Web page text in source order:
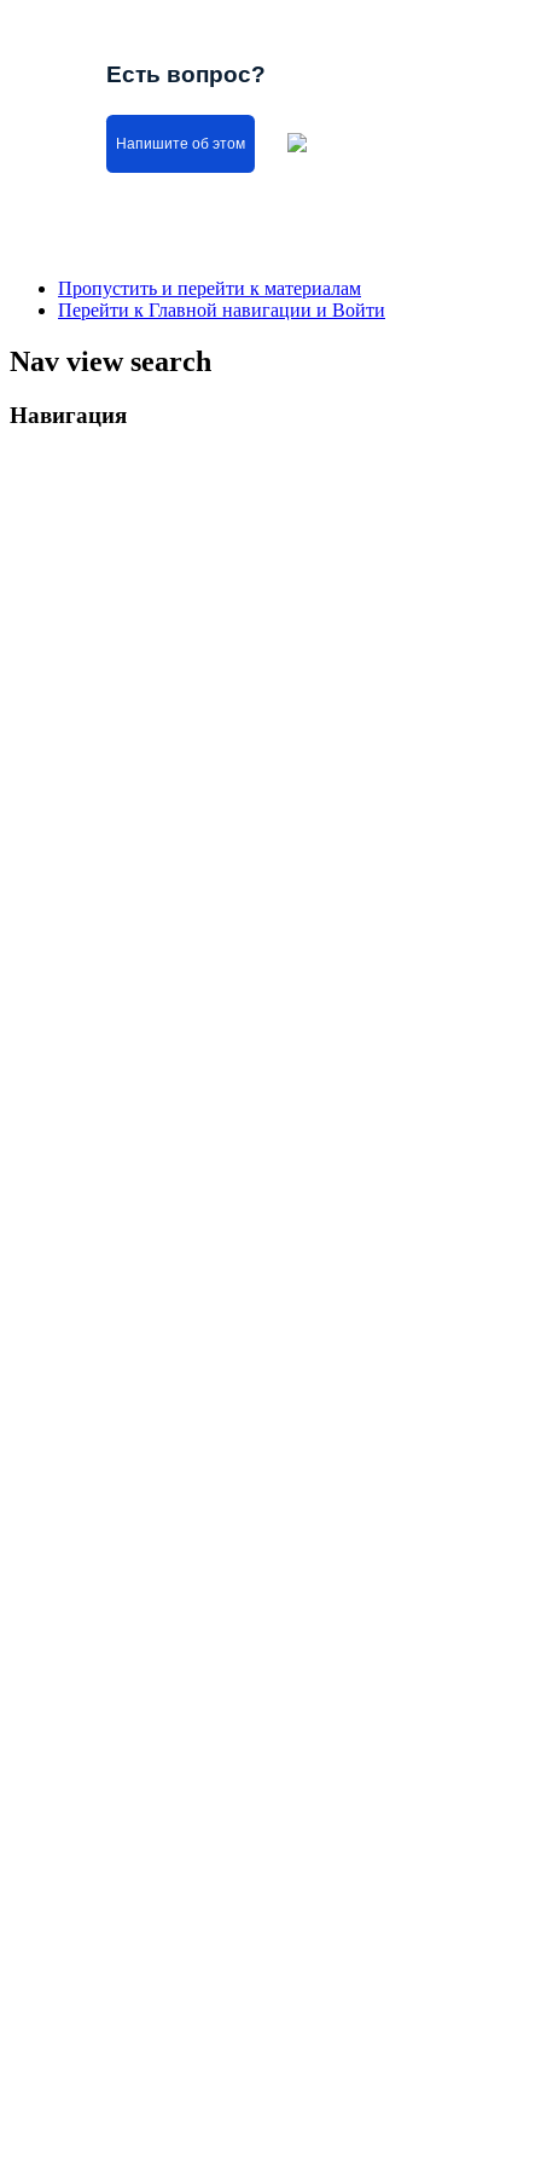
Есть вопрос?
Напишите об этом
Пропустить и перейти к материалам
Перейти к Главной навигации и Войти
Nav view search
Навигация